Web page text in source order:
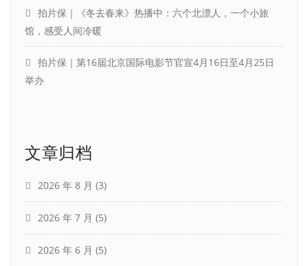
拍片保｜《冬去春来》热播中：六个北漂人，一个小旅
馆，感受人间冷暖
拍片保｜第16届北京国际电影节官宣4月16日至4月25日
举办
文章归档
2026 年 8 月 (3)
2026 年 7 月 (5)
2026 年 6 月 (5)